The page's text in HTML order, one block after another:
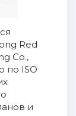
Red
Co.,
по ISO
и